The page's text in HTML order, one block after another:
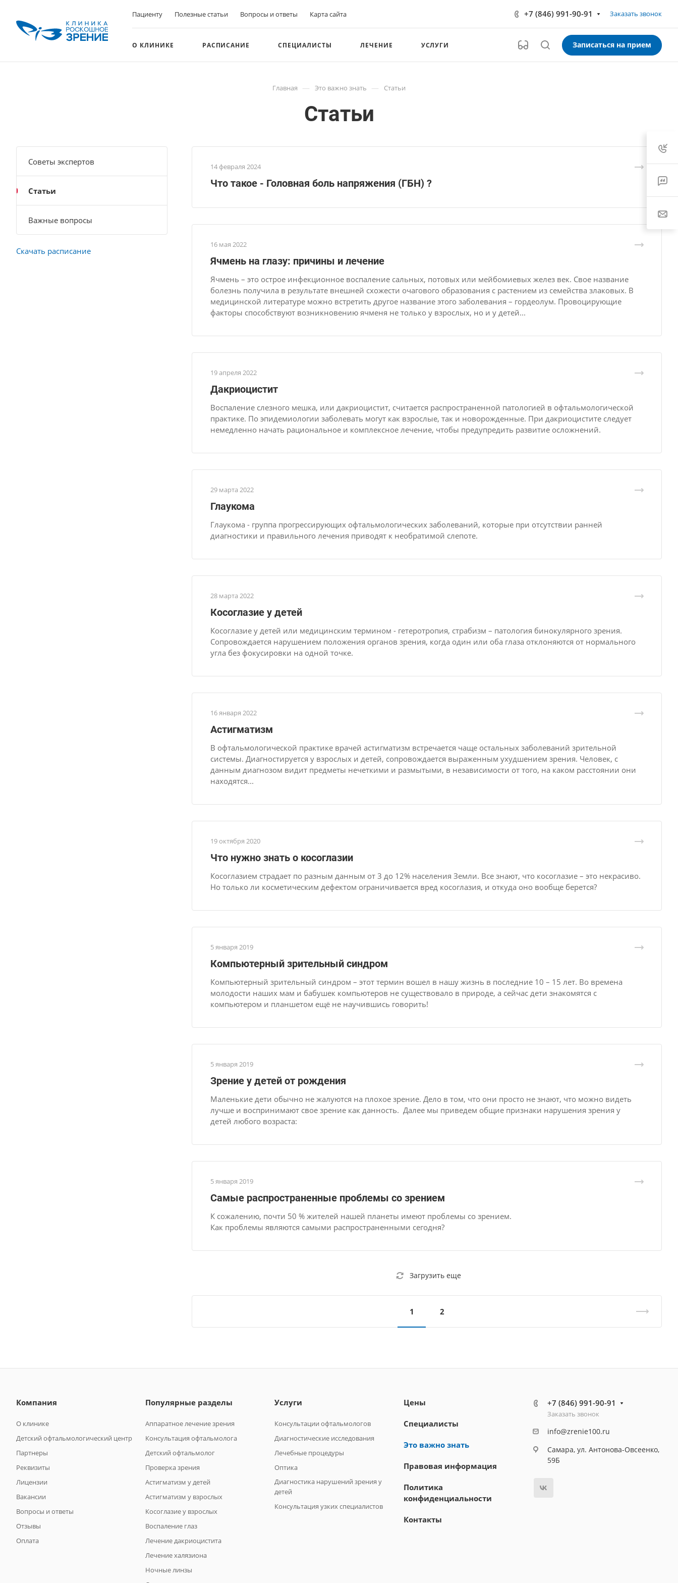
Пациенту Полезные статьи Вопросы и ответы Карта сайта +7 (846) 991-90-91 Заказать звонок
О КЛИНИКЕ РАСПИСАНИЕ СПЕЦИАЛИСТЫ ЛЕЧЕНИЕ УСЛУГИ Записаться на прием
Главная — Это важно знать — Статьи
Статьи
14 февраля 2024
Что такое - Головная боль напряжения (ГБН) ?
16 мая 2022
Ячмень на глазу: причины и лечение
Ячмень – это острое инфекционное воспаление сальных, потовых или мейбомиевых желез век. Свое название
болезнь получила в результате внешней схожести очагового образования с растением из семейства злаковых. В
медицинской литературе можно встретить другое название этого заболевания – гордеолум. Провоцирующие
факторы способствуют возникновению ячменя не только у взрослых, но и у детей...
19 апреля 2022
Дакриоцистит
Воспаление слезного мешка, или дакриоцистит, считается распространенной патологией в офтальмологической
практике. По эпидемиологии заболевать могут как взрослые, так и новорожденные. При дакриоцистите следует
немедленно начать рациональное и комплексное лечение, чтобы предупредить развитие осложнений.
29 марта 2022
Глаукома
Глаукома - группа прогрессирующих офтальмологических заболеваний, которые при отсутствии ранней
диагностики и правильного лечения приводят к необратимой слепоте.
28 марта 2022
Косоглазие у детей
Косоглазие у детей или медицинским термином - гетеротропия, страбизм – патология бинокулярного зрения.
Сопровождается нарушением положения органов зрения, когда один или оба глаза отклоняются от нормального
угла без фокусировки на одной точке.
16 января 2022
Астигматизм
В офтальмологической практике врачей астигматизм встречается чаще остальных заболеваний зрительной
системы. Диагностируется у взрослых и детей, сопровождается выраженным ухудшением зрения. Человек, с
данным диагнозом видит предметы нечеткими и размытыми, в независимости от того, на каком расстоянии они
находятся...
19 октября 2020
Что нужно знать о косоглазии
Косоглазием страдает по разным данным от 3 до 12% населения Земли. Все знают, что косоглазие – это некрасиво.
Но только ли косметическим дефектом ограничивается вред косоглазия, и откуда оно вообще берется?
5 января 2019
Компьютерный зрительный синдром
Компьютерный зрительный синдром – этот термин вошел в нашу жизнь в последние 10 – 15 лет. Во времена
молодости наших мам и бабушек компьютеров не существовало в природе, а сейчас дети знакомятся с
компьютером и планшетом ещё не научившись говорить!
5 января 2019
Зрение у детей от рождения
Маленькие дети обычно не жалуются на плохое зрение. Дело в том, что они просто не знают, что можно видеть
лучше и воспринимают свое зрение как данность. Далее мы приведем общие признаки нарушения зрения у
детей любого возраста:
5 января 2019
Самые распространенные проблемы со зрением
К сожалению, почти 50 % жителей нашей планеты имеют проблемы со зрением.
Как проблемы являются самыми распространенными сегодня?
Загрузить еще
1 2
Советы экспертов
Статьи
Важные вопросы
Скачать расписание
Компания
О клинике
Детский офтальмологический центр
Партнеры
Реквизиты
Лицензии
Вакансии
Вопросы и ответы
Отзывы
Оплата
Популярные разделы
Аппаратное лечение зрения
Консультация офтальмолога
Детский офтальмолог
Проверка зрения
Астигматизм у детей
Астигматизм у взрослых
Косоглазие у взрослых
Воспаление глаз
Лечение дакриоцистита
Лечение халязиона
Ночные линзы
Услуги
Консультации офтальмологов
Диагностические исследования
Лечебные процедуры
Оптика
Диагностика нарушений зрения у
детей
Консультация узких специалистов
Цены
Специалисты
Это важно знать
Правовая информация
Политика
конфиденциальности
Контакты
+7 (846) 991-90-91
Заказать звонок
info@zrenie100.ru
Самара, ул. Антонова-Овсеенко,
59Б